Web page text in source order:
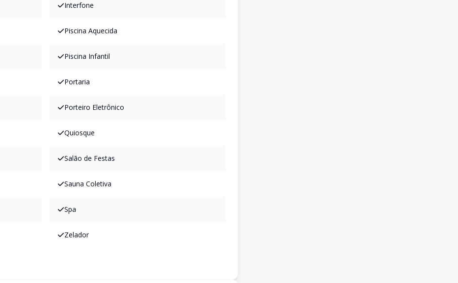
Interfone
Piscina Aquecida
Piscina Infantil
Portaria
Porteiro Eletrônico
Quiosque
Salão de Festas
Sauna Coletiva
Spa
Zelador